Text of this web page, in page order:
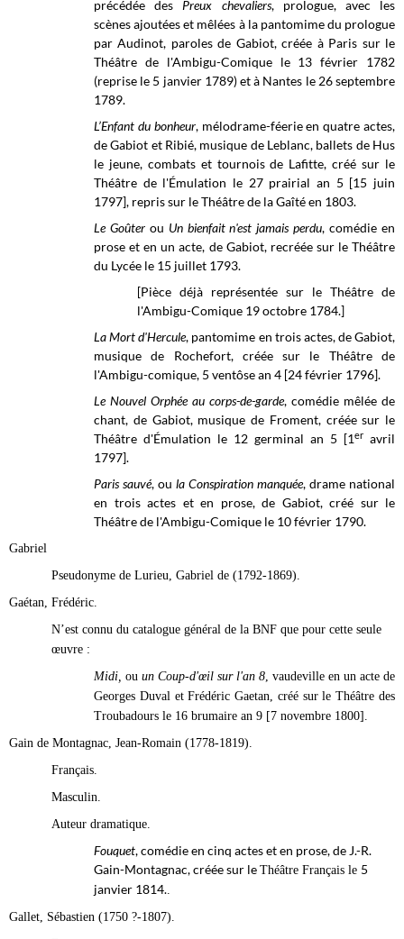
précédée des Preux chevaliers, prologue, avec les
scènes ajoutées et mêlées à la pantomime du prologue
par Audinot, paroles de Gabiot, créée à Paris sur le
Théâtre de l'Ambigu-Comique le 13 février 1782
(reprise le 5 janvier 1789) et à Nantes le 26 septembre
1789.
L’Enfant du bonheur, mélodrame-féerie en quatre actes,
de Gabiot et Ribié, musique de Leblanc, ballets de Hus
le jeune, combats et tournois de Lafitte, créé sur le
Théâtre de l'Émulation le 27 prairial an 5 [15 juin
1797], repris sur le Théâtre de la Gaîté en 1803.
Le Goûter ou Un bienfait n'est jamais perdu, comédie en
prose et en un acte, de Gabiot, recréée sur le Théâtre
du Lycée le 15 juillet 1793.
[Pièce déjà représentée sur le Théâtre de
l'Ambigu-Comique 19 octobre 1784.]
La Mort d'Hercule, pantomime en trois actes, de Gabiot,
musique de Rochefort, créée sur le Théâtre de
l'Ambigu-comique, 5 ventôse an 4 [24 février 1796].
Le Nouvel Orphée au corps-de-garde, comédie mêlée de
chant, de Gabiot, musique de Froment, créée sur le
Théâtre d'Émulation le 12 germinal an 5 [1er avril
1797].
Paris sauvé, ou la Conspiration manquée, drame national
en trois actes et en prose, de Gabiot, créé sur le
Théâtre de l'Ambigu-Comique le 10 février 1790.
Gabriel
Pseudonyme de Lurieu, Gabriel de (1792-1869).
Gaétan, Frédéric.
N’est connu du catalogue général de la BNF que pour cette seule
œuvre :
Midi, ou un Coup-d'œil sur l'an 8, vaudeville en un acte de
Georges Duval et Frédéric Gaetan, créé sur leThéâtre des
Troubadours le 16 brumaire an 9 [7 novembre 1800].
Gain de Montagnac, Jean-Romain (1778-1819).
Français.
Masculin.
Auteur dramatique.
Fouquet, comédie en cinq actes et en prose, de J.-R.
Gain-Montagnac, créée sur le Théâtre Français le 5
janvier 1814..
Gallet, Sébastien (1750 ?-1807).